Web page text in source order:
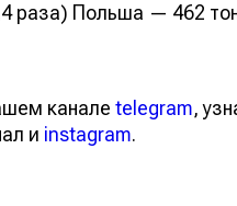
раза) Польша — 462
канале telegram,
и instagram.